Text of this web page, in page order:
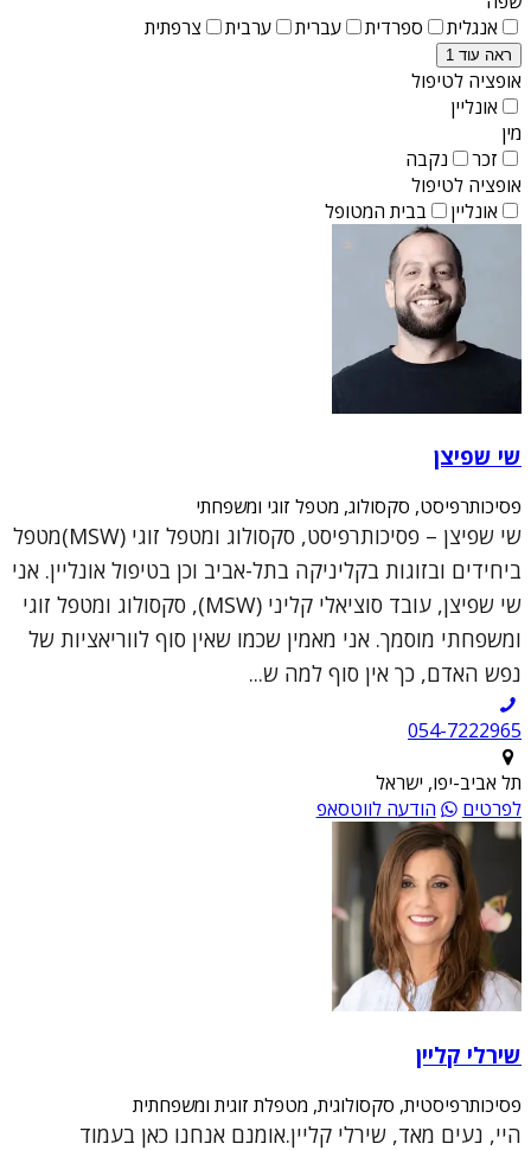
אנגלית
ספרדית עברית ערבית צרפתית
ראה עוד 1
אופציה לטיפול
אונליין
מין
זכר
נקבה
אופציה לטיפול
אונליין
בבית המטופל
שי שפיצן
פסיכותרפיסט, סקסולוג, מטפל זוגי ומשפחתי
שי שפיצן – פסיכותרפיסט, סקסולוג ומטפל זוגי (MSW)מטפל
ביחידים ובזוגות בקליניקה בתל-אביב וכן בטיפול אונליין. אני
שי שפיצן, עובד סוציאלי קליני (MSW), סקסולוג ומטפל זוגי
ומשפחתי מוסמך. אני מאמין שכמו שאין סוף לווריאציות של
נפש האדם, כך אין סוף למה ש...
054-7222965
תל אביב-יפו, ישראל
לפרטים
הודעה לווטסאפ
שירלי קליין
פסיכותרפיסטית, סקסולוגית, מטפלת זוגית ומשפחתית
היי, נעים מאד, שירלי קליין.אומנם אנחנו כאן בעמוד